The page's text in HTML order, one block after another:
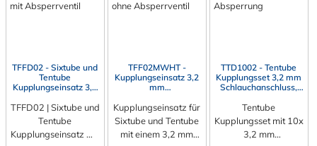
und Tentube
kombinieren.
TFFD02 - Sixtube und
Tentube
Kupplungseinsatz 3,2
Schlauchanschluss,
mit Absperrventil
TFFD02 | Sixtube und
Tentube
Kupplungseinsatz mit
TFF02MWHT -
Kupplungseinsatz 3,2
mm
ohne Absperrventil
Kupplungseinsatz für
Sixtube und Tentube
mit einem 3,2 mm
TTD1002 - Tentube
Kupplungsset 3,2 mm
Schlauchanschluss,
Buna-N Dichtung
Tentube
Kupplungsset mit 10x
3,2 mm